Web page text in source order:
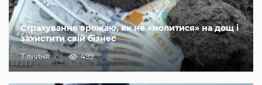
Страхування врожаю, як не «молитися» на дощ і
захистити свій бізнес
7 липня 499